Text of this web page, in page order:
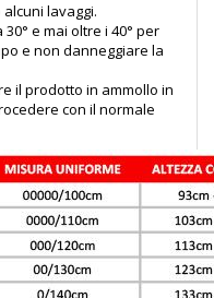
lavaggi.
e mai oltre i 40° per
e non danneggiare la
il prodotto in ammollo in
con il normale